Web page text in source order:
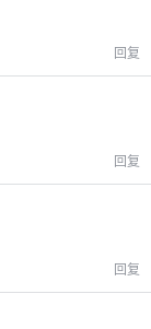
回复
回复
回复